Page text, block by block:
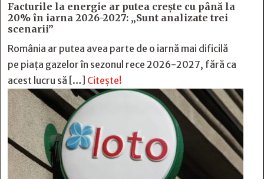
Facturile la energie ar putea crește cu până la
20% în iarna 2026-2027: „Sunt analizate trei
scenarii”
România ar putea avea parte de o iarnă mai dificilă
pe piața gazelor în sezonul rece 2026-2027, fără ca
acest lucru să […] Citește!